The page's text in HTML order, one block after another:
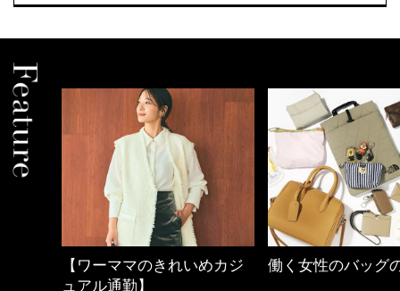
【ワーママのきれいめカジ
ュアル通勤】
働く女性のバッグ